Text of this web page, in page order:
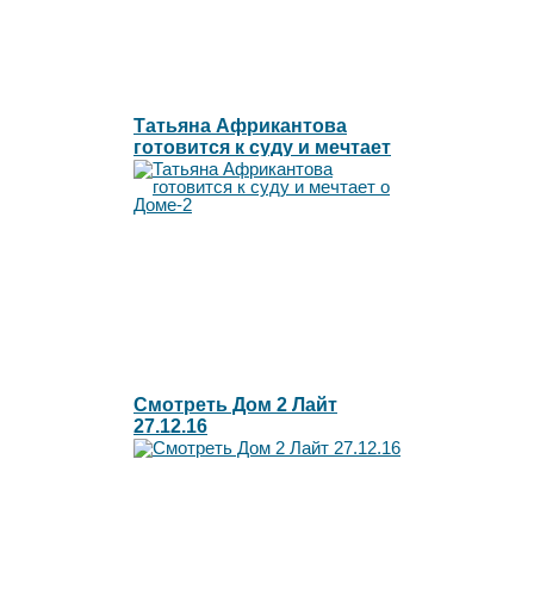
Татьяна Африкантова
готовится к суду и мечтает
о Доме-2
Смотреть Дом 2 Лайт
27.12.16